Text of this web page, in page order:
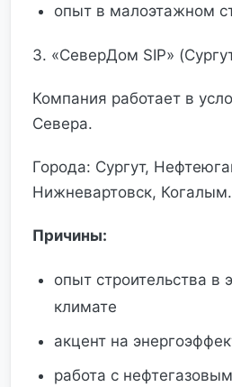
опыт в малоэтажном
3. «СеверДом SIP»
Компания работает в
Севера.
Города: Сургут,
Нижневартовск, Когалым.
Причины:
опыт строительства в
климате
акцент на
работа с